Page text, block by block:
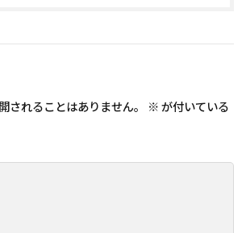
されることはありません。 ※ が付いている